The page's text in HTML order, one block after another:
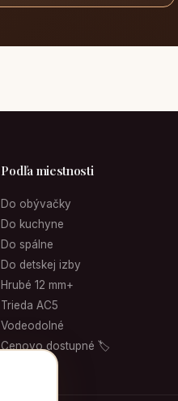
Podľa miestnosti
Do obývačky
Do kuchyne
Do spálne
Do detskej izby
Hrubé 12 mm+
Trieda AC5
Vodeodolné
Cenovo dostupné 🏷